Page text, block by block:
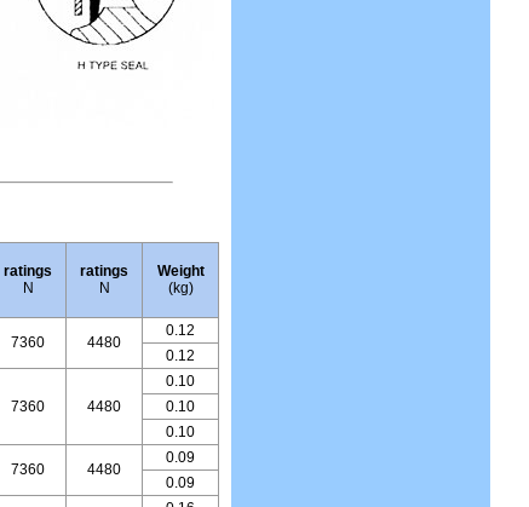
ratings
N
ratings
N
Weight
(kg)
7360 4480
0.12
0.12
7360
4480
0.10
0.10
0.10
7360 4480
0.09
0.09